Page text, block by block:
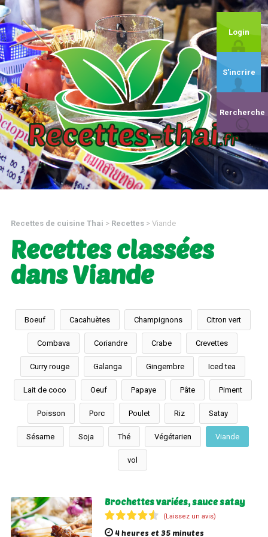
Login
S'incrire
Rercherche
Recettes de cuisine Thai > Recettes> Viande
Recettes classées
dans Viande
Boeuf Cacahuètes Champignons Citron vert
Combava Coriandre Crabe Crevettes
Curry rouge Galanga Gingembre Iced tea
Lait de coco Oeuf Papaye Pâte Piment
Poisson Porc Poulet Riz Satay
Sésame Soja Thé Végétarien Viande
vol
Brochettes variées, sauce satay
(Laissez un avis)
4 heures et 35 minutes